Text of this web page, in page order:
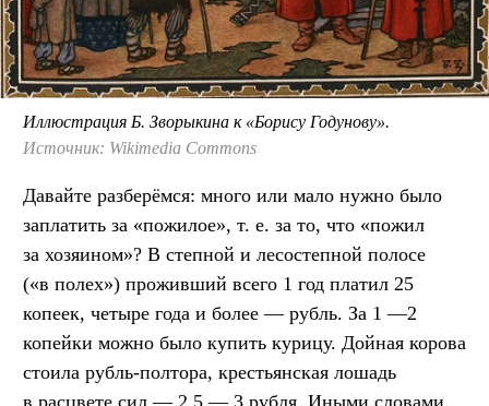
Иллюстрация Б. Зворыкина к «Борису Годунову».
Источник: Wikimedia Commons
Давайте разберёмся: много или мало нужно было
заплатить за «пожилое», т. е. за то, что «пожил
за хозяином»? В степной и лесостепной полосе
(«в полех») проживший всего 1 год платил 25
копеек, четыре года и более — рубль. За 1 —2
копейки можно было купить курицу. Дойная корова
стоила рубль-полтора, крестьянская лошадь
в расцвете сил — 2,5 — 3 рубля. Иными словами,